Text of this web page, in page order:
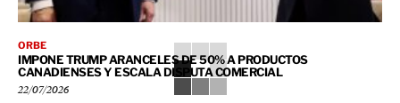
ORBE
IMPONE TRUMP ARANCELES DE 50% A PRODUCTOS
CANADIENSES Y ESCALA DISPUTA COMERCIAL
22/07/2026